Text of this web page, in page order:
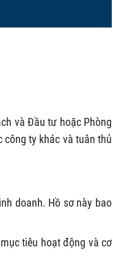
và Đầu tư hoặc Phòng
ty khác và tuân thủ
doanh. Hồ sơ này bao
tiêu hoạt động và cơ